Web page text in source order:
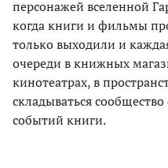
персонажей вселенной
когда книги и фильмы
только выходили и
очереди в книжных
кинотеатрах, в
складываться
событий книги.